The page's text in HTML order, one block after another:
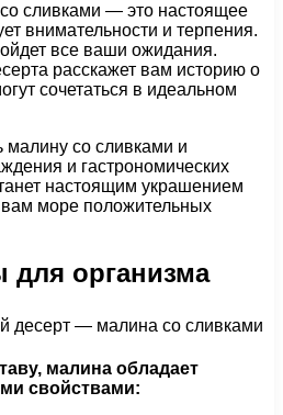
сливками — это настоящее
внимательности и терпения.
все ваши ожидания.
расскажет вам историю о
сочетаться в идеальном
малину со сливками и
и гастрономических
настоящим украшением
море положительных
организма
малина обладает
свойствами: